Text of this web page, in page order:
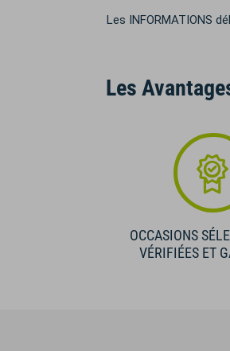
Les INFORMATIONS
Les
OCCASIONS
VÉRIFIÉES ET